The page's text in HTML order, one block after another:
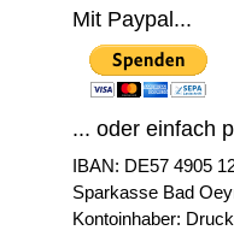
Mit Paypal...
... oder einfach
IBAN: DE57 4905
Sparkasse Bad
Kontoinhaber: